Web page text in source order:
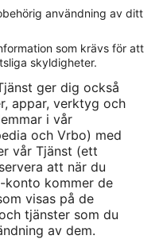
användning av ditt
som krävs för att
skyldigheter.
ger dig också
appar, verktyg och
i vår
och Vrbo) med
vår Tjänst (ett
att när du
konto kommer de
visas på de
tjänster som du
av dem.